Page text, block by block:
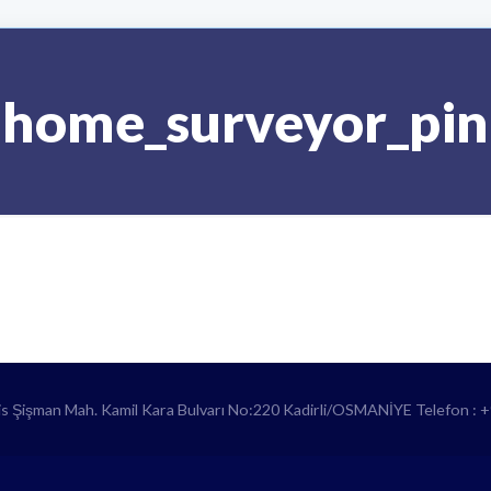
home_surveyor_pin
Şişman Mah. Kamil Kara Bulvarı No:220 Kadirli/OSMANİYE Telefon :